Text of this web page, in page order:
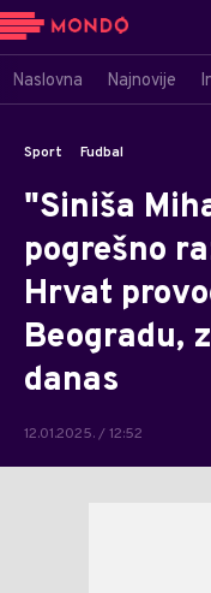
Naslovna Najnovije
Sport Fudbal
"Siniša
pogrešno
Hrvat
Beogradu,
danas
12.01.2025. / 12:52